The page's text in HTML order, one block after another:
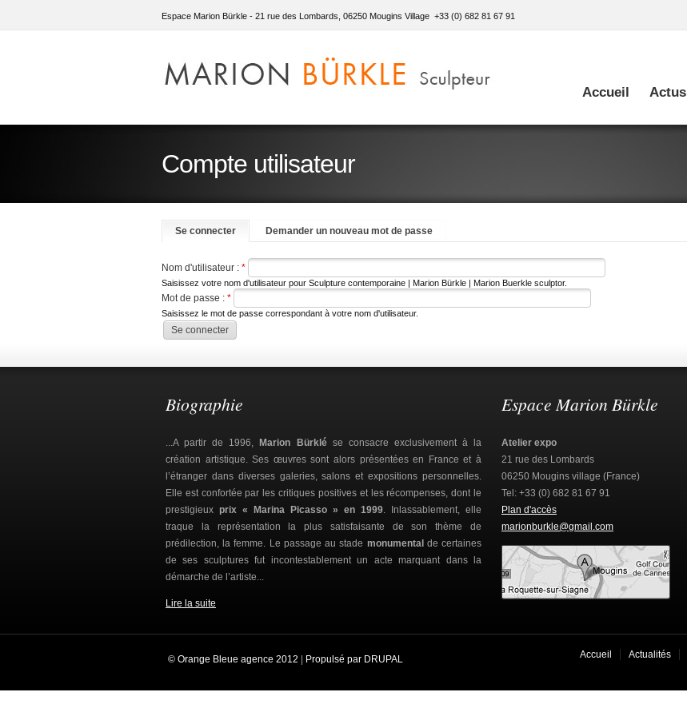
Espace Marion Bürkle - 21 rue des Lombards, 06250 Mougins Village +33 (0) 682 81 67 91
Accueil Actus
Compte utilisateur
Se connecter Demander un nouveau mot de passe
Nom d'utilisateur : *
Saisissez votre nom d'utilisateur pour Sculpture contemporaine | Marion Bürkle | Marion Buerkle sculptor.
Mot de passe : *
Saisissez le mot de passe correspondant à votre nom d'utilisateur.
Biographie
...A partir de 1996,Marion Bürklése consacre exclusivement à la
création artistique. Ses œuvres sont alors présentées en France et à
l’étranger dans diverses galeries, salons et expositions personnelles.
Elle est confortée par les critiques positives et les récompenses, dont le
prestigieux prix « Marina Picasso » en 1999 . Inlassablement, elle
traque la représentation la plus satisfaisante de son thème de
prédilection, la femme. Le passage au stade monumentalde certaines
de ses sculptures fut incontestablement un acte marquant dans la
démarche de l’artiste...
Lire la suite
Espace Marion Bürkle
Atelier expo
21 rue des Lombards
06250 Mougins village (France)
Tel: +33 (0) 682 81 67 91
Plan d'accès
marionburkle@gmail.com
© Orange Bleue agence 2012 Propulsé par DRUPAL Accueil Actualités